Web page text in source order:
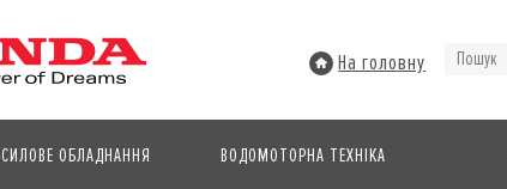
На головну
СИЛОВЕ ОБЛАДНАННЯ ВОДОМОТОРНА ТЕХНІКА